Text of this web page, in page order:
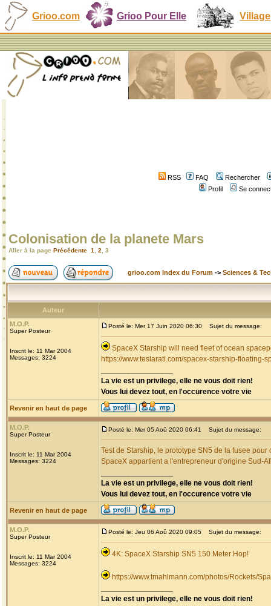
Grioo.com Grioo Pour Elle Village
RSS FAQ
Rechercher
Profil
Se
Colonisation de la planete Mars
Aller à la page Précédente 1 2 3
grioo.com Index du Forum -> Sciences &
Auteur
M.O.P.
Super Posteur
Inscrit le: 11 Mar 2004
Messages: 3224
Posté le: Mer 17 Juin 2020 06:30 Sujet du message:
SpaceX Starship will need fleet of ocean
https://www.teslarati.com/spacex-starship-floating-
La vie est un privilege, elle ne vous doit rien!
Vous lui devez tout, en l'occurence votre vie
Revenir en haut de page
M.O.P.
Super Posteur
Inscrit le: 11 Mar 2004
Messages: 3224
Posté le: Mer 05 Aoû 2020 06:41 Sujet du message:
Test de Starship, le prototype SN5 de la fusee
SpaceX appartient a l'entrepreneur d'origine Sud-
La vie est un privilege, elle ne vous doit rien!
Vous lui devez tout, en l'occurence votre vie
Revenir en haut de page
M.O.P.
Super Posteur
Inscrit le: 11 Mar 2004
Messages: 3224
Posté le: Jeu 06 Aoû 2020 09:05 Sujet du message:
4K: SpaceX Starship SN5 150 Meter Hop!
https://www.tmahlmann.com/photos/Rockets/
La vie est un privilege, elle ne vous doit rien!